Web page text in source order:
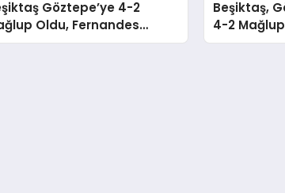
Göztepe’ye 4-2
Oldu, Fernandes
Özür Diledi
Beşiktaş,
4-2
Uzaklaştı